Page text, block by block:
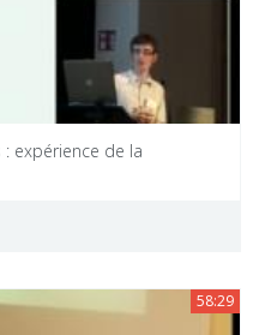
expérience de la
58:29